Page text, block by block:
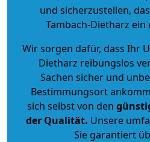
und sicherzustellen,
Tambach-Dietharz
Wir sorgen dafür, dass Ihr
Dietharz reibungslos
Sachen sicher und
Bestimmungsort
sich selbst von den
der Qualität. Unsere
Sie garantiert